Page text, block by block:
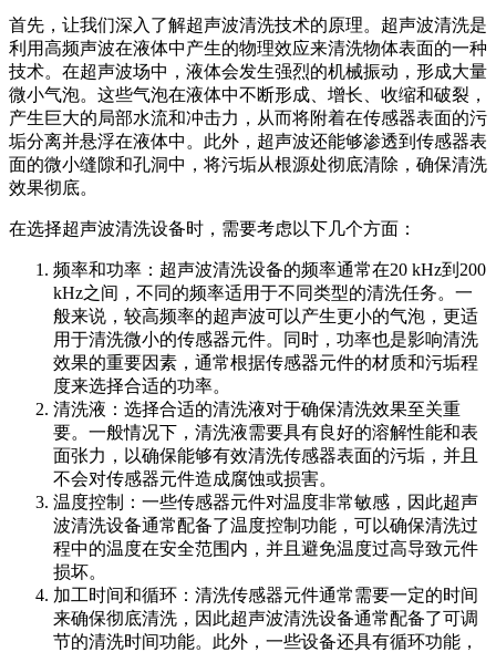
首先，让我们深入了解超声波清洗技术的原理。超声波清洗是
利用高频声波在液体中产生的物理效应来清洗物体表面的一种
技术。在超声波场中，液体会发生强烈的机械振动，形成大量
微小气泡。这些气泡在液体中不断形成、增长、收缩和破裂，
产生巨大的局部水流和冲击力，从而将附着在传感器表面的污
垢分离并悬浮在液体中。此外，超声波还能够渗透到传感器表
面的微小缝隙和孔洞中，将污垢从根源处彻底清除，确保清洗
效果彻底。
在选择超声波清洗设备时，需要考虑以下几个方面：
频率和功率：超声波清洗设备的频率通常在20 kHz到200
kHz之间，不同的频率适用于不同类型的清洗任务。一
般来说，较高频率的超声波可以产生更小的气泡，更适
用于清洗微小的传感器元件。同时，功率也是影响清洗
效果的重要因素，通常根据传感器元件的材质和污垢程
度来选择合适的功率。
清洗液：选择合适的清洗液对于确保清洗效果至关重
要。一般情况下，清洗液需要具有良好的溶解性能和表
面张力，以确保能够有效清洗传感器表面的污垢，并且
不会对传感器元件造成腐蚀或损害。
温度控制：一些传感器元件对温度非常敏感，因此超声
波清洗设备通常配备了温度控制功能，可以确保清洗过
程中的温度在安全范围内，并且避免温度过高导致元件
损坏。
加工时间和循环：清洗传感器元件通常需要一定的时间
来确保彻底清洗，因此超声波清洗设备通常配备了可调
节的清洗时间功能。此外，一些设备还具有循环功能，